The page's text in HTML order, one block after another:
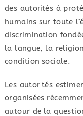
des autorités à
humains sur toute
discrimination
la langue, la
condition sociale.
Les autorités
organisées
autour de la